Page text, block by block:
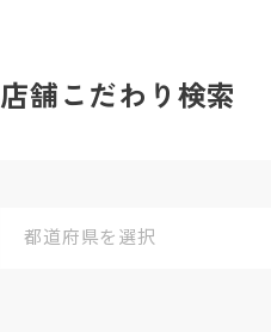
店舗こだわり検索